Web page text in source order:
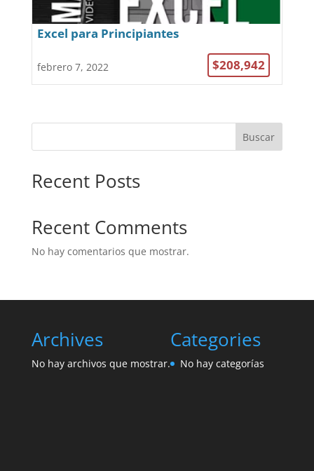
Excel para Principiantes
febrero 7, 2022 $208,942
Buscar
Recent Posts
Recent Comments
No hay comentarios que mostrar.
Archives
No hay archivos que mostrar.
Categories
No hay categorías